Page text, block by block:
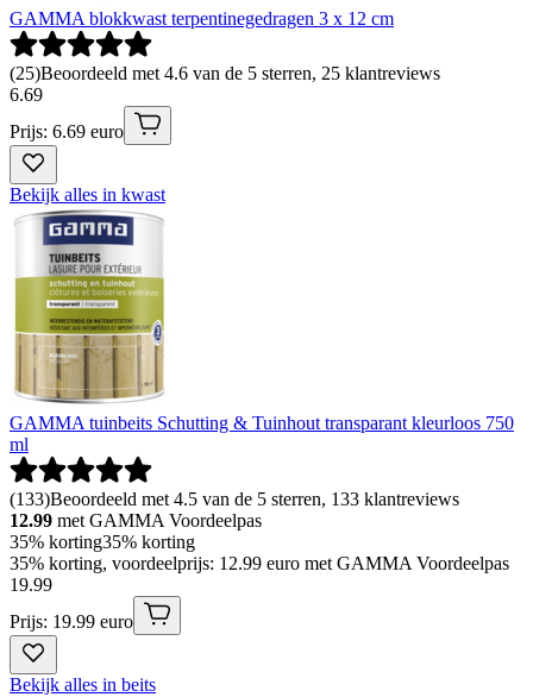
GAMMA blokkwast terpentinegedragen 3 x 12 cm
(25)Beoordeeld met 4.6 van de 5 sterren, 25 klantreviews
6.69
Prijs: 6.69 euro
Bekijk alles in kwast
GAMMA tuinbeits Schutting & Tuinhout transparant kleurloos 750
ml
(133)Beoordeeld met 4.5 van de 5 sterren, 133 klantreviews
12.99 met GAMMA Voordeelpas
35% korting35% korting
35% korting, voordeelprijs: 12.99 euro met GAMMA Voordeelpas
19.99
Prijs: 19.99 euro
Bekijk alles in beits